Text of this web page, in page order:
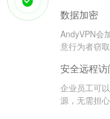
数据加密
AndyVPN会
意行为者窃取
安全远程访
企业员工可
源，无需担心